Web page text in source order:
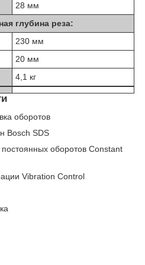
28 мм
глубина реза:
230 мм
20 мм
4,1 кг
оборотов
Bosch SDS
оборотов Constant
Vibration Control